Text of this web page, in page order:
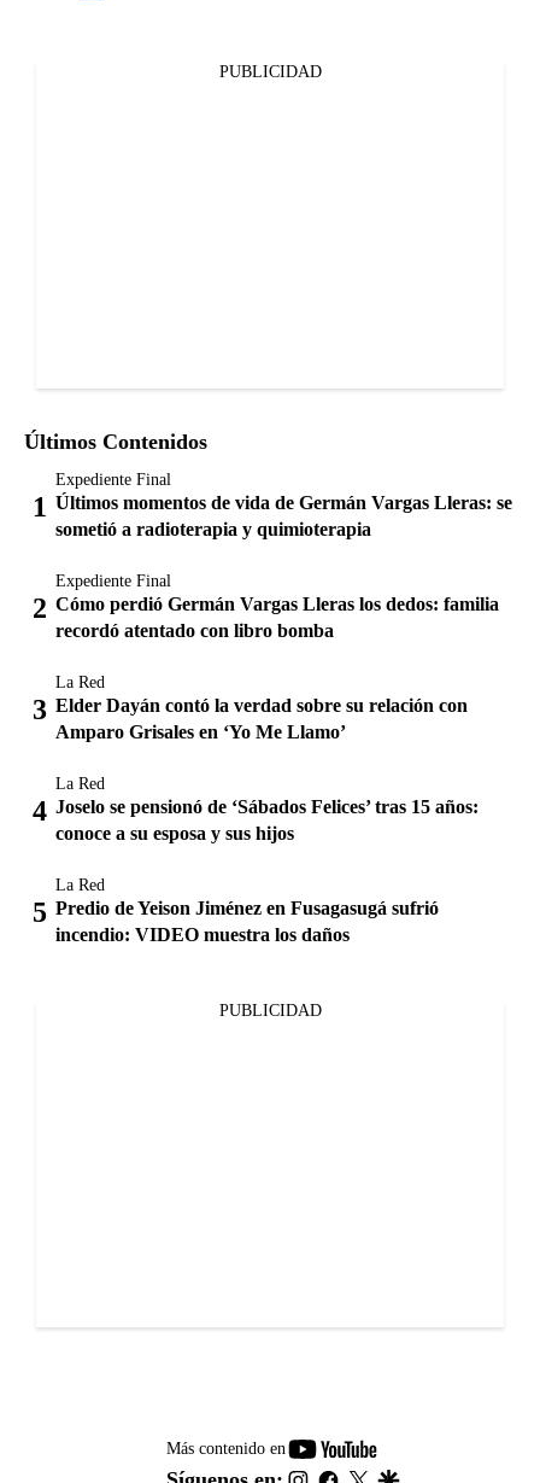
PUBLICIDAD
Últimos Contenidos
Expediente Final
Últimos momentos de vida de Germán Vargas Lleras: se
sometió a radioterapia y quimioterapia
Expediente Final
Cómo perdió Germán Vargas Lleras los dedos: familia
recordó atentado con libro bomba
La Red
Elder Dayán contó la verdad sobre su relación con
Amparo Grisales en ‘Yo Me Llamo’
La Red
Joselo se pensionó de ‘Sábados Felices’ tras 15 años:
conoce a su esposa y sus hijos
La Red
Predio de Yeison Jiménez en Fusagasugá sufrió
incendio: VIDEO muestra los daños
PUBLICIDAD
Más contenido en
youtube-
footer
instagram
facebook
twitter